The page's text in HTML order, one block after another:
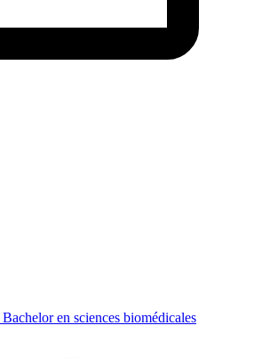
en sciences biomédicales